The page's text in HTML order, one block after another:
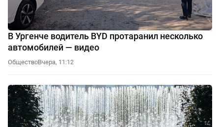
В Ургенче водитель BYD протаранил несколько
автомобилей — видео
ОбществоВчера, 11:12